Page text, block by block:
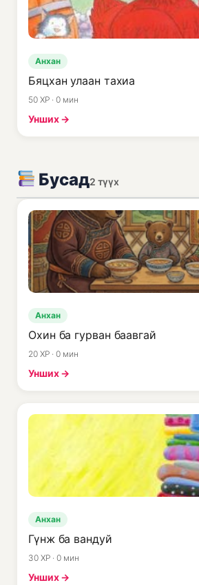
Анхан
Бяцхан улаан тахиа
50 XP · 0 мин
Унших →
Бусад2 түүх
Анхан
Охин ба гурван баавгай
20 XP · 0 мин
Унших →
Анхан
Гүнж ба вандуй
30 XP · 0 мин
Унших →